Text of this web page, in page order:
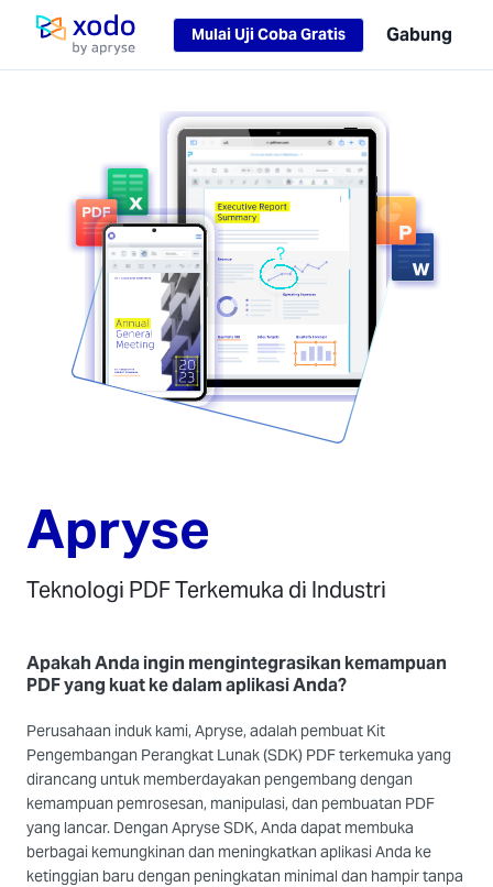
Loading...
Halaman utama Mulai Uji Coba Gratis Gabung
Apryse
Teknologi PDF Terkemuka di Industri
Apakah Anda ingin mengintegrasikan kemampuan
PDF yang kuat ke dalam aplikasi Anda?
Perusahaan induk kami, Apryse, adalah pembuat Kit
Pengembangan Perangkat Lunak (SDK) PDF terkemuka yang
dirancang untuk memberdayakan pengembang dengan
kemampuan pemrosesan, manipulasi, dan pembuatan PDF
yang lancar. Dengan Apryse SDK, Anda dapat membuka
berbagai kemungkinan dan meningkatkan aplikasi Anda ke
ketinggian baru dengan peningkatan minimal dan hampir tanpa